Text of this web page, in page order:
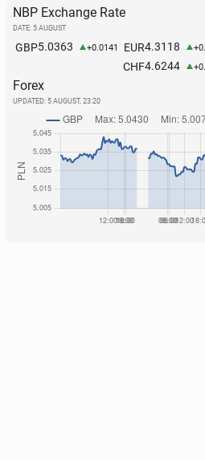
NBP Exchange Rate
DATE: 5 AUGUST
GBP5.0363 +0.0141 EUR4.3118
CHF4.6244
Forex
UPDATED: 5 AUGUST, 23:20